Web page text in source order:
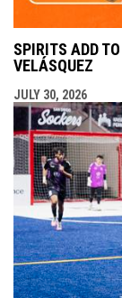
SPIRITS ADD
VELÁSQUEZ
JULY 30, 2026